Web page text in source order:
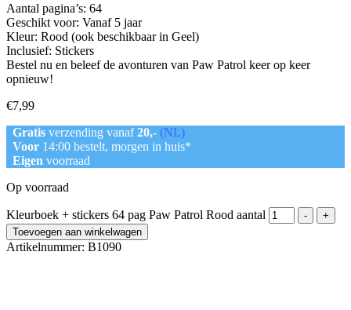
Aantal pagina’s: 64
Geschikt voor: Vanaf 5 jaar
Kleur: Rood (ook beschikbaar in Geel)
Inclusief: Stickers
Bestel nu en beleef de avonturen van Paw Patrol keer op keer
opnieuw!
€7,99
Gratis verzending vanaf20,- (NL)
Voor 14:00 bestelt, morgen in huis*
Eigen voorraad
Op voorraad
Kleurboek + stickers 64 pag Paw Patrol Rood aantal -
+
Toevoegen aan winkelwagen
Artikelnummer: B1090